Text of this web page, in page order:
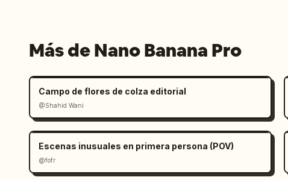
Más de Nano Banana Pro
Campo de flores de colza editorial
@Shahid Wani
Escenas inusuales en primera persona (POV)
@fofr